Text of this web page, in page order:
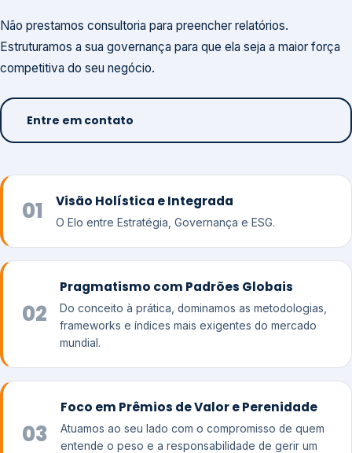
Não prestamos consultoria para preencher relatórios.
Estruturamos a sua governança para que ela seja a maior força
competitiva do seu negócio.
Entre em contato
01 Visão Holística e Integrada
O Elo entre Estratégia, Governança e ESG.
02
Pragmatismo com Padrões Globais
Do conceito à prática, dominamos as metodologias,
frameworks e índices mais exigentes do mercado
mundial.
03
Foco em Prêmios de Valor e Perenidade
Atuamos ao seu lado com o compromisso de quem
entende o peso e a responsabilidade de gerir um